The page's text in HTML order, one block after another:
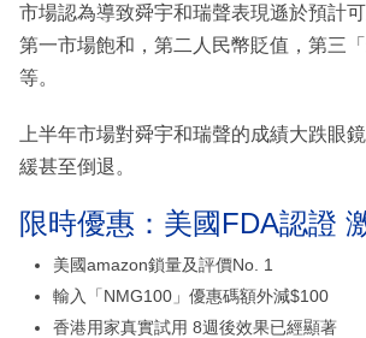
市場認為導致舜宇和瑞聲表現遜於預計
第一市場飽和，第二人民幣貶值，第三
等。
上半年市場對舜宇和瑞聲的成績大跌眼
緩甚至倒退。
限時優惠：美國FDA認證
美國amazon鎖量及評價No. 1
輸入「NMG100」優惠碼額外減$100
香港用家真實試用 8週後效果已經顯著